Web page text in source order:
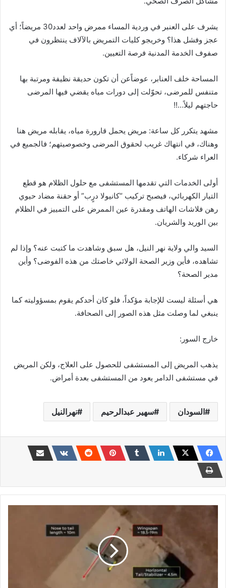
يشرف على العنبر في وردية المساء ممرض واحد لعدد30 مريضاً؛ أي
عجز وفشل هذا؟ وخريجو كليات التمريض بالآلاف ينتظرون في
صفوف الخدمة المدنية فرصة التعيين.
المساحة خلف العنابر، عوضاًعن أن تكون حديقة نظيفة ومرتبة بها
متنفس للمرضى، تحوّلت إلى دورات مياه يقضي فيها المرضى
حاجتهم ليلاً…!!
مشهد يتكرر كل ساعة: مريض يحمل قارورة مياه، يقابله مريض هنا
وهناك، في انتهاك غريب لحقوق المرضى وخصوصيتهم؛ فالجميع في
العراء شركاء.
أولى الخدمات التي تقدمها المستشفى مع حلول الظلام هو قطع
التيار الكهربائي، فيصبح تركيب “كانيولا درٍب” أو حقنة مضاد حيوي
رهن فلاشات الهاتف ومقدرة عين الممرض على التمييز في الظلام
بين الوريد والشريان.
السيد والي ولاية نهر النيل، هل سبق وشاهدت ما كتبت عنه؟ وإذا لم
تشاهده، فأين وزير الصحة الولائي خاصتك من هذه الفوضى؟ وأين
مدير الصحة؟
هي أسئلة ليست للإجابة مؤكداً، فلو كان أحدكم يقوم بمسؤوليته كما
ينبغي لما وصلت مثل هذه الصور إلى الصحافة.
خارج السور:
يذهب المريض إلى المستشفى للحصول على العلاج، ولكن المريض
في مستشفى الدامر يعود من المستشفى بعدة أمراض.
السودان سهير عبدالرحيم نهرالنيل
صورة